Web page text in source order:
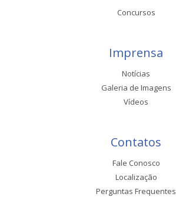
Concursos
Imprensa
Notícias
Galeria de Imagens
Vídeos
Contatos
Fale Conosco
Localização
Perguntas Frequentes